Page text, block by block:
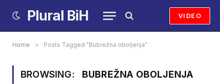
Plural BiH VIDEO
Home » Posts Tagged "Bubrežna oboljenja"
BROWSING: BUBREŽNA OBOLJENJA